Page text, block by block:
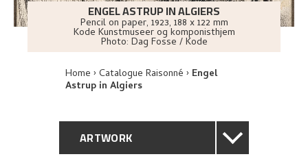
ENGEL ASTRUP IN ALGIERS
Pencil on paper, 1923, 188 x 122 mm
Kode Kunstmuseer og komponisthjem
Photo: Dag Fosse / Kode
Home Catalogue Raisonné Engel
Astrup in Algiers
ARTWORK